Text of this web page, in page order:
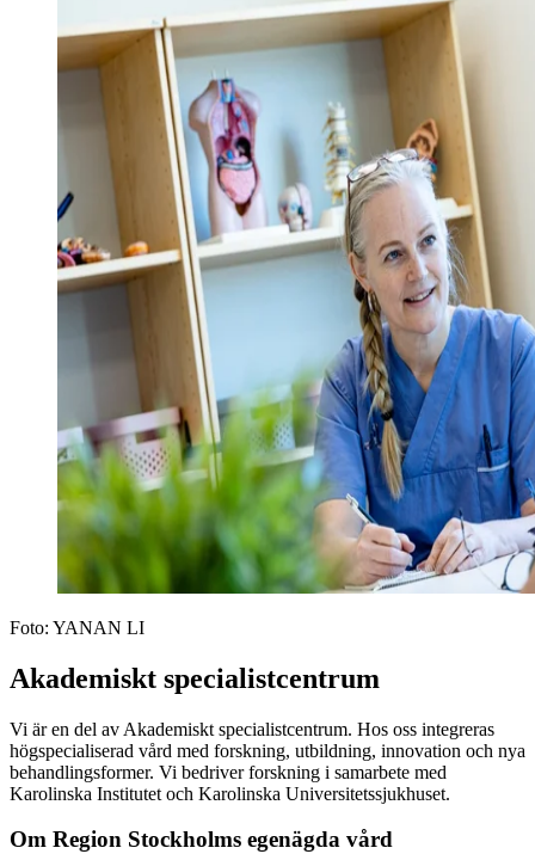
Foto: YANAN LI
Akademiskt specialistcentrum
Vi är en del av Akademiskt specialistcentrum. Hos oss integreras
högspecialiserad vård med forskning, utbildning, innovation och nya
behandlingsformer. Vi bedriver forskning i samarbete med
Karolinska Institutet och Karolinska Universitetssjukhuset.
Om Region Stockholms egenägda vård